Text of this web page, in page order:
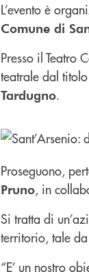
L’evento è
Comune di
Presso il Teatro
teatrale dal
Tardugno.
Proseguono,
Pruno, in
Si tratta di
territorio, tale
“E’ un nostro